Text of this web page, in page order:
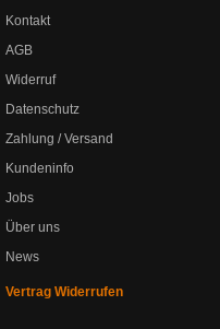
Kontakt
AGB
Widerruf
Datenschutz
Zahlung / Versand
Kundeninfo
Jobs
Über uns
News
Vertrag Widerrufen